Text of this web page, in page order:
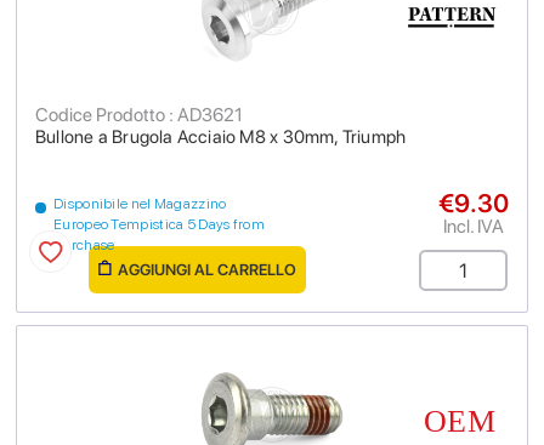
Bullone a Brugola Acciaio M8 x 30mm, Triumph
Codice Prodotto : AD3621
Disponibile nel Magazzino
Europeo Tempistica 5 Days from
purchase
€9.30
Incl. IVA
AGGIUNGI AL CARRELLO